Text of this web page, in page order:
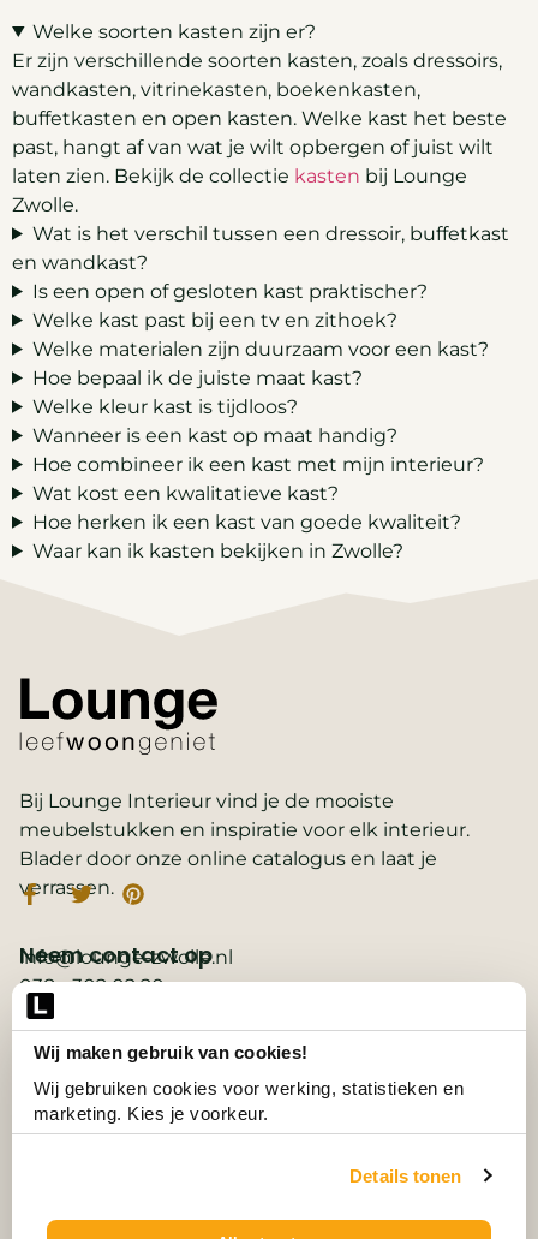
Wij maken gebruik van cookies!
Wij gebruiken cookies voor werking, statistieken en
marketing. Kies je voorkeur.
Details tonen
Welke soorten kasten zijn er?
Er zijn verschillende soorten kasten, zoals dressoirs,
wandkasten, vitrinekasten, boekenkasten,
buffetkasten en open kasten. Welke kast het beste
past, hangt af van wat je wilt opbergen of juist wilt
laten zien. Bekijk de collectie kasten bij Lounge
Zwolle.
Wat is het verschil tussen een dressoir, buffetkast
en wandkast?
Is een open of gesloten kast praktischer?
Welke kast past bij een tv en zithoek?
Welke materialen zijn duurzaam voor een kast?
Hoe bepaal ik de juiste maat kast?
Welke kleur kast is tijdloos?
Wanneer is een kast op maat handig?
Hoe combineer ik een kast met mijn interieur?
Wat kost een kwalitatieve kast?
Hoe herken ik een kast van goede kwaliteit?
Waar kan ik kasten bekijken in Zwolle?
Bij Lounge Interieur vind je de mooiste
meubelstukken en inspiratie voor elk interieur.
Blader door onze online catalogus en laat je
verrassen.
Belangrijke links
2D ontwerp
3D ontwerp
Collectie
Neem contact op
info@lounge-zwolle.nl
038 - 302 02 20
Anthony Fokkerstraat 3, 8013 NS Zwolle